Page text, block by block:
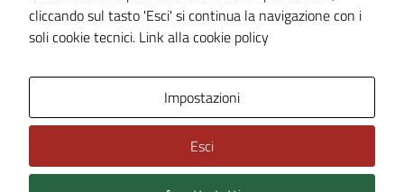
Area riservata
cliccando sul tasto 'Esci' si continua la navigazione con i
soli cookie tecnici. Link alla cookie policy
Impostazioni
Esci